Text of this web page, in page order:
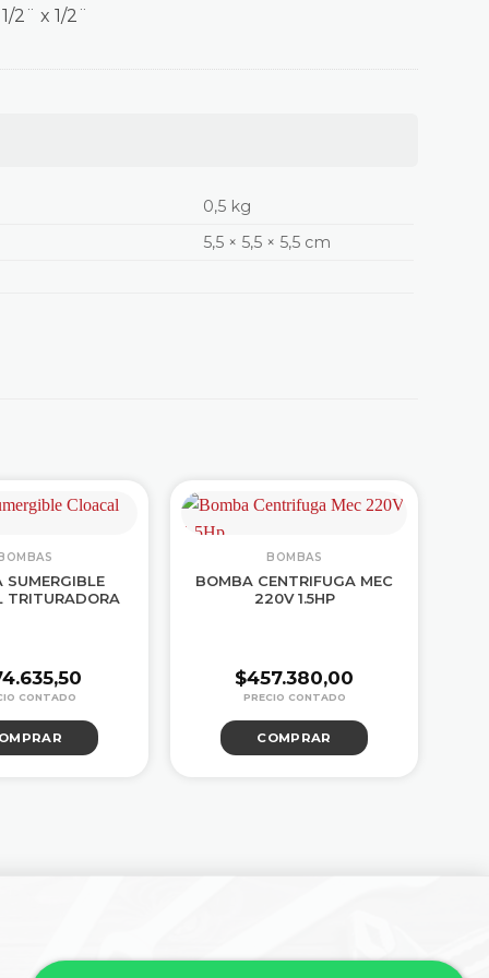
2¨ x 1/2¨
0,5 kg
5,5 × 5,5 × 5,5 cm
SUMERGIBLE
TRITURADORA
BOMBAS
BOMBA CENTRIFUGA MEC
220V 1.5HP
$457.380,00
COMPRAR